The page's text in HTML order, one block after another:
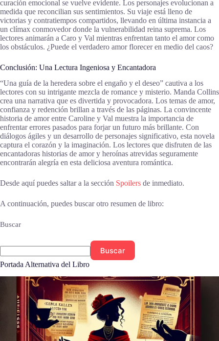
curación emocional se vuelve evidente. Los personajes evolucionan a
medida que reconcilian sus sentimientos. Su viaje está lleno de
victorias y contratiempos compartidos, llevando en última instancia a
un clímax conmovedor donde la vulnerabilidad reina suprema. Los
lectores animarán a Caro y Val mientras enfrentan tanto el amor como
los obstáculos. ¿Puede el verdadero amor florecer en medio del caos?
Conclusión: Una Lectura Ingeniosa y Encantadora
“Una guía de la heredera sobre el engaño y el deseo” cautiva a los
lectores con su intrigante mezcla de romance y misterio. Manda Collins
crea una narrativa que es divertida y provocadora. Los temas de amor,
confianza y redención brillan a través de las páginas. La convincente
historia de amor entre Caroline y Val muestra la importancia de
enfrentar errores pasados para forjar un futuro más brillante. Con
diálogos ágiles y un desarrollo de personajes significativo, esta novela
captura el corazón y la imaginación. Los lectores que disfruten de las
encantadoras historias de amor y heroínas atrevidas seguramente
encontrarán alegría en esta deliciosa aventura romántica.
Desde aquí puedes saltar a la sección Spoilers de inmediato.
A continuación, puedes buscar otro resumen de libro:
Buscar
Buscar
Portada Alternativa del Libro